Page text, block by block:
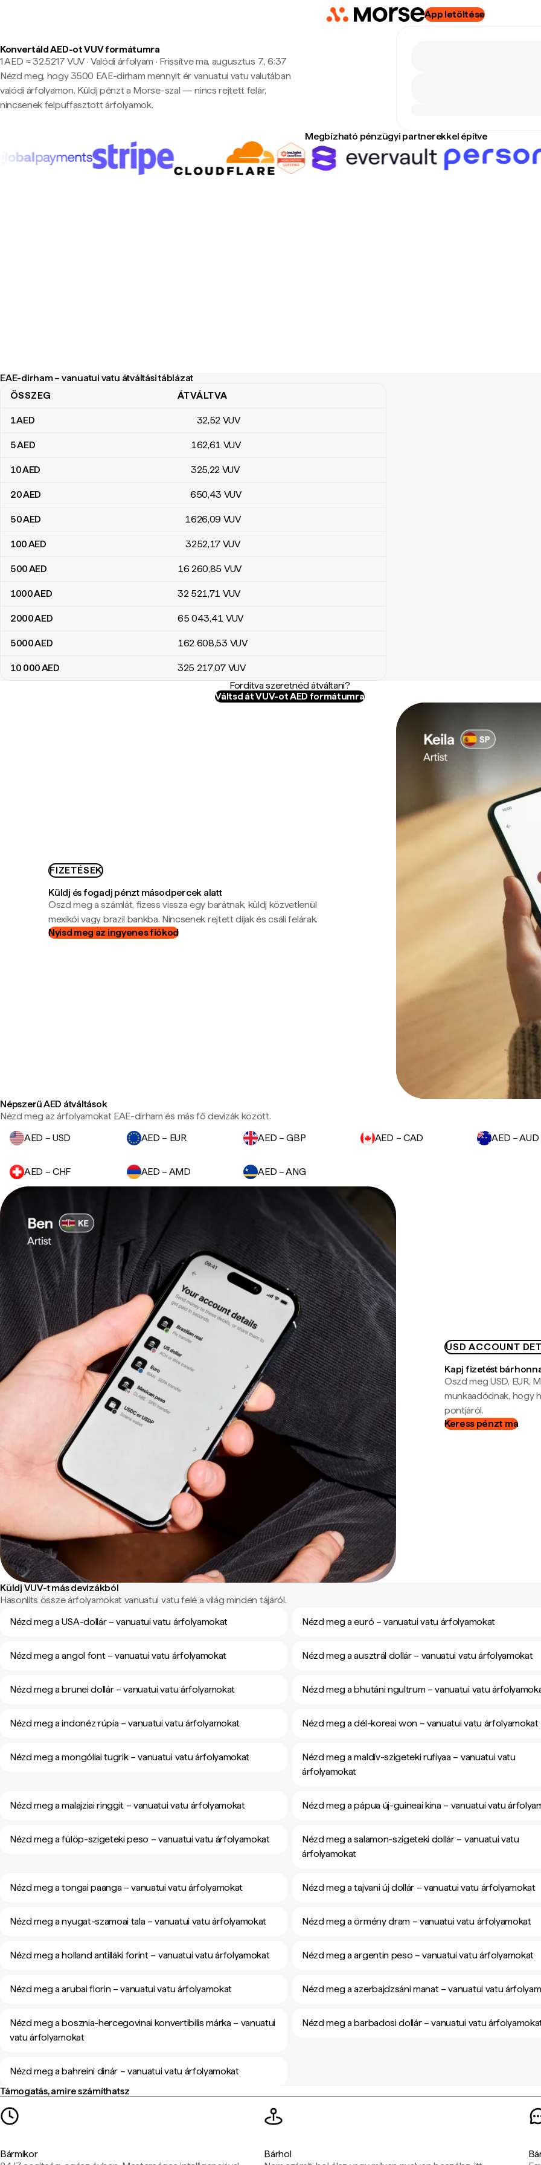
App letöltése
Konvertáld AED-ot VUV formátumra
1 AED ≈ 32,5217 VUV · Valódi árfolyam · Frissítve ma, augusztus 7., 6:37
Nézd meg, hogy 3500 EAE-dirham mennyit ér vanuatui vatu valutában
valódi árfolyamon. Küldj pénzt a Morse-szal — nincs rejtett felár,
nincsenek felpuffasztott árfolyamok.
Megbízható pénzügyi partnerekkel építve
EAE-dirham – vanuatui vatu átváltási táblázat
EAE-dirham – vanuatui vatu átváltási táblázat
ÖSSZEG ÁTVÁLTVA
1AED 32,52 VUV
5AED 162,61 VUV
10AED 325,22 VUV
20AED 650,43 VUV
50AED 1626,09 VUV
100AED 3252,17 VUV
500AED 16 260,85 VUV
1000AED 32 521,71 VUV
2000AED 65 043,41 VUV
5000AED 162 608,53 VUV
10 000AED 325 217,07 VUV
Fordítva szeretnéd átváltani?
Váltsd át VUV-ot AED formátumra
FIZETÉSEK
Küldj és fogadj pénzt másodpercek alatt
Oszd meg a számlát, fizess vissza egy barátnak, küldj közvetlenül
mexikói vagy brazil bankba. Nincsenek rejtett díjak és csáli felárak.
Nyisd meg az ingyenes fiókod
Népszerű AED átváltások
Nézd meg az árfolyamokat EAE-dirham és más fő devizák között.
AED – USD
AED – EUR AED – GBP AED – CAD AED – AUD
AED – CHF AED – AMD AED – ANG
USD ACCOUNT
Kapj fizetést
Oszd meg USD, EUR,
munkaadódnak, hogy
pontjáról.
Keress pénzt ma
Küldj VUV-t más devizákból
Hasonlíts össze árfolyamokat vanuatui vatu felé a világ minden tájáról.
Nézd meg a USA-dollár – vanuatui vatu árfolyamokat
Nézd meg a euró – vanuatui vatu árfolyamokat
Nézd meg a angol font – vanuatui vatu árfolyamokat Nézd meg a ausztrál dollár – vanuatui vatu árfolyamokat
Nézd meg a brunei dollár – vanuatui vatu árfolyamokat Nézd meg a bhutáni ngultrum – vanuatui vatu
Nézd meg a indonéz rúpia – vanuatui vatu árfolyamokat Nézd meg a dél-koreai won – vanuatui vatu árfolyamokat
Nézd meg a mongóliai tugrik – vanuatui vatu árfolyamokat
Nézd meg a maldív-szigeteki rufiyaa – vanuatui vatu
árfolyamokat
Nézd meg a malajziai ringgit – vanuatui vatu árfolyamokat Nézd meg a pápua új-guineai kina – vanuatui vatu
Nézd meg a fülöp-szigeteki peso – vanuatui vatu árfolyamokat
Nézd meg a salamon-szigeteki dollár – vanuatui vatu
árfolyamokat
Nézd meg a tongai paanga – vanuatui vatu árfolyamokat Nézd meg a tajvani új dollár – vanuatui vatu árfolyamokat
Nézd meg a nyugat-szamoai tala – vanuatui vatu árfolyamokat Nézd meg a örmény dram – vanuatui vatu árfolyamokat
Nézd meg a holland antilláki forint – vanuatui vatu árfolyamokat Nézd meg a argentin peso – vanuatui vatu árfolyamokat
Nézd meg a arubai florin – vanuatui vatu árfolyamokat Nézd meg a azerbajdzsáni manat – vanuatui vatu
Nézd meg a bosznia-hercegovinai konvertibilis márka – vanuatui
vatu árfolyamokat
Nézd meg a barbadosi dollár – vanuatui vatu
Nézd meg a bahreini dinár – vanuatui vatu árfolyamokat
Támogatás, amire számíthatsz
Bármikor
Bárhol